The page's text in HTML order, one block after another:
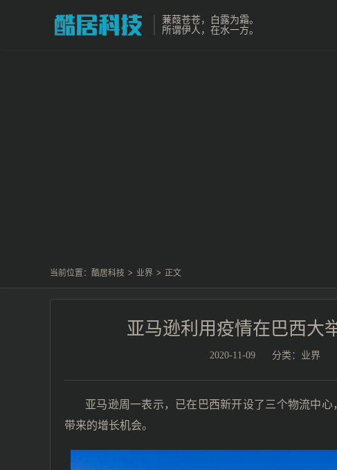
蒹葭苍苍，白露为霜。
所谓伊人，在水一方。
当前位置： 酷居科技 > 业界 > 正文
亚马逊利用疫情在巴西大
2020-11-09 分类： 业界
亚马逊周一表示，已在巴西新开设了三个物流中
带来的增长机会。